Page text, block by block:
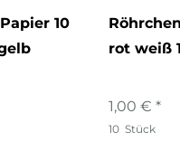
10
rot weiß
1,00 € *
10 Stück